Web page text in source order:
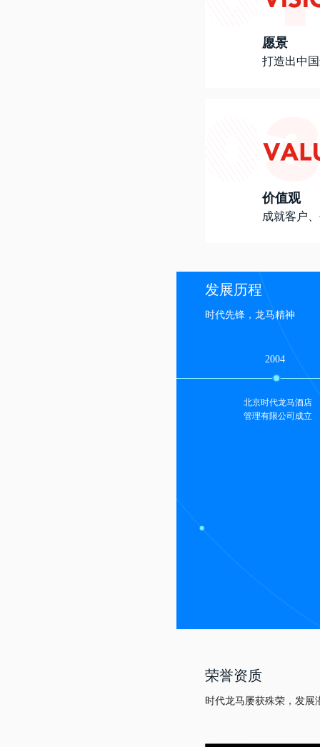
愿景
打造出中
价值观
成就客户
发展历程
时代先锋，龙马精神
2004
北京时代龙马酒店
管理有限公司成立
荣誉资质
时代龙马屡获殊荣，发展